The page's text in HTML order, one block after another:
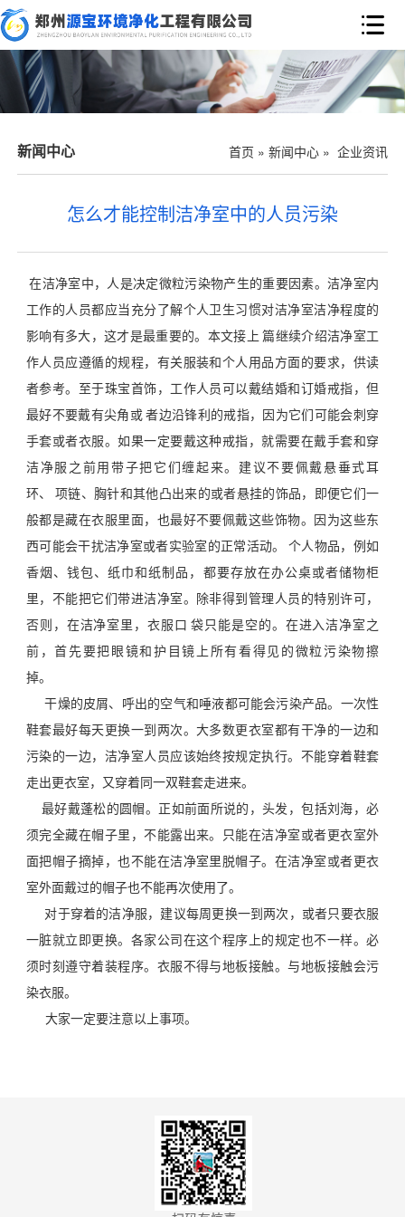

新闻中心 首页 »新闻中心 »企业资讯
怎么才能控制洁净室中的人员污染
在洁净室中，人是决定微粒污染物产生的重要因素。洁净室内
工作的人员都应当充分了解个人卫生习惯对洁净室洁净程度的
影响有多大，这才是最重要的。本文接上 篇继续介绍洁净室工
作人员应遵循的规程，有关服装和个人用品方面的要求，供读
者参考。至于珠宝首饰，工作人员可以戴结婚和订婚戒指，但
最好不要戴有尖角或 者边沿锋利的戒指，因为它们可能会刺穿
手套或者衣服。如果一定要戴这种戒指，就需要在戴手套和穿
洁净服之前用带子把它们缠起来。建议不要佩戴悬垂式耳
环、 项链、胸针和其他凸出来的或者悬挂的饰品，即便它们一
般都是藏在衣服里面，也最好不要佩戴这些饰物。因为这些东
西可能会干扰洁净室或者实验室的正常活动。 个人物品，例如
香烟、钱包、纸巾和纸制品，都要存放在办公桌或者储物柜
里，不能把它们带进洁净室。除非得到管理人员的特别许可，
否则，在洁净室里，衣服口 袋只能是空的。在进入洁净室之
前，首先要把眼镜和护目镜上所有看得见的微粒污染物擦
掉。
干燥的皮屑、呼出的空气和唾液都可能会污染产品。一次性
鞋套最好每天更换一到两次。大多数更衣室都有干净的一边和
污染的一边，洁净室人员应该始终按规定执行。不能穿着鞋套
走出更衣室，又穿着同一双鞋套走进来。
最好戴蓬松的圆帽。正如前面所说的，头发，包括刘海，必
须完全藏在帽子里，不能露出来。只能在洁净室或者更衣室外
面把帽子摘掉，也不能在洁净室里脱帽子。在洁净室或者更衣
室外面戴过的帽子也不能再次使用了。
对于穿着的洁净服，建议每周更换一到两次，或者只要衣服
一脏就立即更换。各家公司在这个程序上的规定也不一样。必
须时刻遵守着装程序。衣服不得与地板接触。与地板接触会污
染衣服。
大家一定要注意以上事项。